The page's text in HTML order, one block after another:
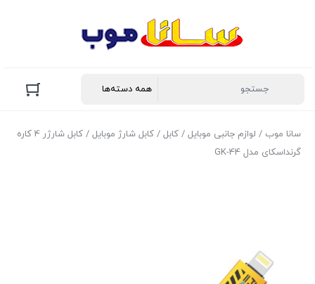
سانا موب / لوازم جانبی موبایل / کابل / کابل شارژ موبایل
/ کابل شارژر 4 کاره
گرنداسکای مدل GK-44